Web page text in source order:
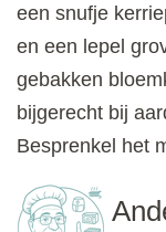
een snufje
en een lepel
gebakken
bijgerecht bij
Besprenkel het